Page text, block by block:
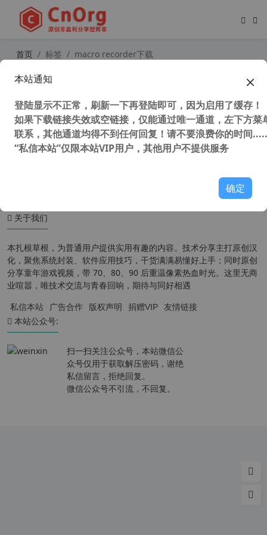
首页 标签 macro recorder下载
关于我们
本扎根草根，为普通用户提供实用有趣的内容。技术分享主打原创汉
化，聚焦系统封装、软件应用技巧，干货满满易懂好上手；同时原创
分享童年游戏视频，带 70、80、90 后重温像素热血时光。这里无商
业喧嚣，唯技术交流与青春回响，期待与同好相遇
私信本站 广告合作 版权声明 捐赠VIP 友情链接
本站公众号:
扫一扫关注公众号，本站微信公
众号仅用于获取解压密码，谢绝
私信留言，拒绝回复。
微信公众号不引流，不回复。
本站通知
登陆显示不正常，刷新一下再登陆即可，因为启用了缓存！
如果下载链接失效或空链接，仅能通过唯一通道，左下方菜
联系，其他通道均得不到任何回复！请不要浪费你的时间
“私信本站”仅限本站VIP用户，其他用户不提供服务
确定